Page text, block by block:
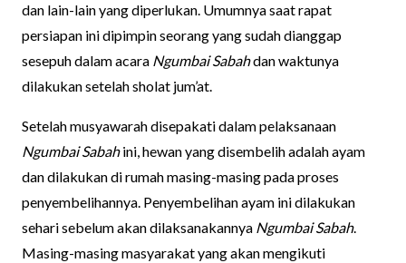
dan lain-lain yang diperlukan. Umumnya saat rapat
persiapan ini dipimpin seorang yang sudah dianggap
sesepuh dalam acara Ngumbai Sabahdan waktunya
dilakukan setelah sholat jum’at.
Setelah musyawarah disepakati dalam pelaksanaan
Ngumbai Sabahini, hewan yang disembelih adalah ayam
dan dilakukan di rumah masing-masing pada proses
penyembelihannya. Penyembelihan ayam ini dilakukan
sehari sebelum akan dilaksanakannya Ngumbai Sabah.
Masing-masing masyarakat yang akan mengikuti